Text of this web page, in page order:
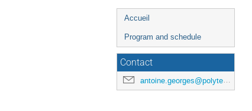
Menu
de
l'événement
Accueil
Program and schedule
Contact
antoine.georges@polytechnique.edu